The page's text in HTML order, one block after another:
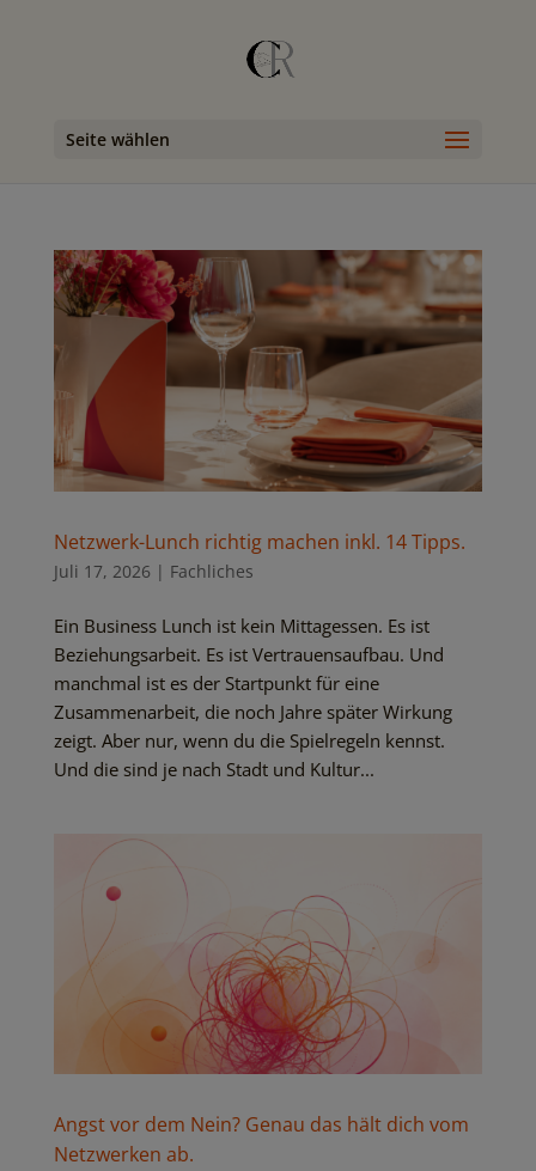
Seite wählen
Netzwerk-Lunch richtig machen inkl. 14 Tipps.
Juli 17, 2026 | Fachliches
Ein Business Lunch ist kein Mittagessen. Es ist
Beziehungsarbeit. Es ist Vertrauensaufbau. Und
manchmal ist es der Startpunkt für eine
Zusammenarbeit, die noch Jahre später Wirkung
zeigt. Aber nur, wenn du die Spielregeln kennst.
Und die sind je nach Stadt und Kultur...
Angst vor dem Nein? Genau das hält dich vom
Netzwerken ab.